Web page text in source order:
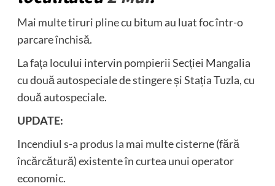
Mai multe tiruri pline cu bitum au luat foc într-o
parcare închisă.
La fața locului intervin pompierii Secției Mangalia
cu două autospeciale de stingere și Stația Tuzla, cu
două autospeciale.
UPDATE:
Incendiul s-a produs la mai multe cisterne (fără
încărcătură) existente în curtea unui operator
economic.